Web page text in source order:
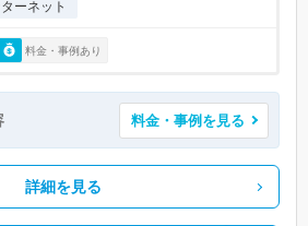
ーネット
料金・事例あり
料金・事例を見る
詳細を見る